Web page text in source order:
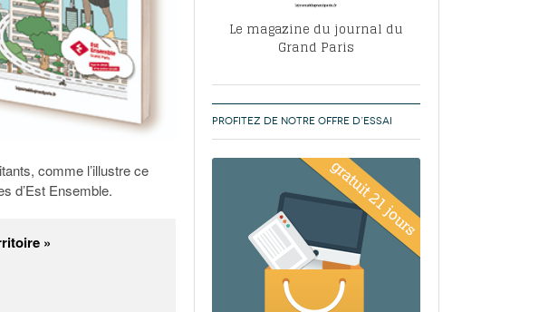
comme l’illustre ce
d’Est Ensemble.
»
Le magazine du journal du
Grand Paris
PROFITEZ DE NOTRE OFFRE D’ESSAI